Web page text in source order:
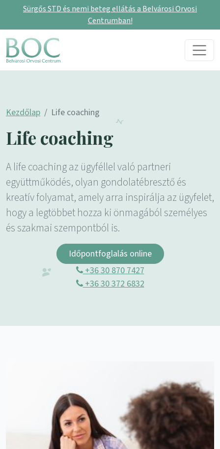
Sürgős STD és nemi beteg ellátás a Belvárosi Orvosi
Centrumban!
Skip to content
Main Navigation
Kezdőlap Life coaching
Life coaching
A life coaching az ügyféllel való partneri
együttműködés, olyan gondolatébresztő és
kreatív folyamat, amely arra inspirálja az ügyfelet,
hogy a legtöbbet hozza ki önmagából személyes
és szakmai szempontból is.
Időpontfoglalás online
+36 30 870 7427
+36 30 372 6832